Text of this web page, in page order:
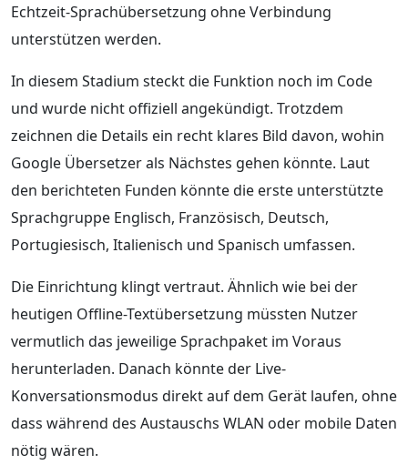
Echtzeit-Sprachübersetzung ohne Verbindung
unterstützen werden.
In diesem Stadium steckt die Funktion noch im Code
und wurde nicht offiziell angekündigt. Trotzdem
zeichnen die Details ein recht klares Bild davon, wohin
Google Übersetzer als Nächstes gehen könnte. Laut
den berichteten Funden könnte die erste unterstützte
Sprachgruppe Englisch, Französisch, Deutsch,
Portugiesisch, Italienisch und Spanisch umfassen.
Die Einrichtung klingt vertraut. Ähnlich wie bei der
heutigen Offline-Textübersetzung müssten Nutzer
vermutlich das jeweilige Sprachpaket im Voraus
herunterladen. Danach könnte der Live-
Konversationsmodus direkt auf dem Gerät laufen, ohne
dass während des Austauschs WLAN oder mobile Daten
nötig wären.